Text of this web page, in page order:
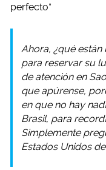
perfecto”
Ahora, ¿qué están
para reservar su
de atención en
que apúrense,
en que no hay
Brasil, para
Simplemente
Estados Unidos